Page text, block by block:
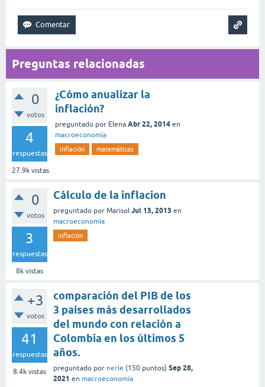
Preguntas relacionadas
0
votos
4
respuestas
27.9k vistas
¿Cómo anualizar la
inflación?
preguntado por Elena Abr 22, 2014 en
macroeconomía
inflación matemáticas
0
votos
3
respuestas
8k vistas
Cálculo de la inflacion
preguntado por Marisol Jul 13, 2013 en
macroeconomía
inflación
+3
votos
41
respuestas
8.4k vistas
comparación del PIB de los
3 países más desarrollados
del mundo con relación a
Colombia en los últimos 5
años.
preguntado por nerle (150 puntos) Sep 28,
2021 en macroeconomía